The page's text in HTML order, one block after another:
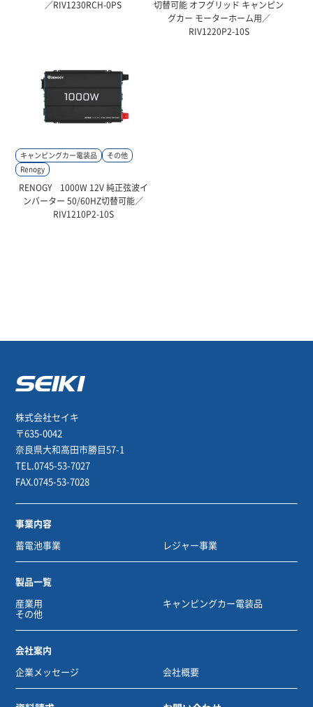
／RIV1230RCH-0PS
切替可能 オフグリッド キャンピン
グカー モーターホーム用／
RIV1220P2-10S
キャンピングカー電装品
その他
Renogy
RENOGY 1000W 12V 純正弦波イ
ンバーター 50/60HZ切替可能／
RIV1210P2-10S
株式会社セイキ
〒635-0042
奈良県大和高田市勝目57-1
TEL.0745-53-7027
FAX.0745-53-7028
事業内容
蓄電池事業
レジャー事業
製品一覧
産業用
キャンピングカー電装品
その他
会社案内
企業メッセージ
会社概要